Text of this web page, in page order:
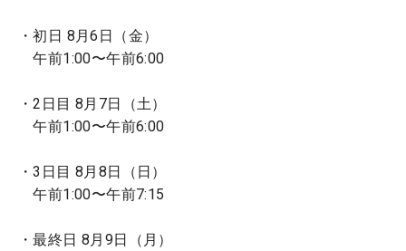
・初日 8月6日（金）
午前1:00〜午前6:00
・2日目 8月7日（土）
午前1:00〜午前6:00
・3日目 8月8日（日）
午前1:00〜午前7:15
・最終日 8月9日（月）